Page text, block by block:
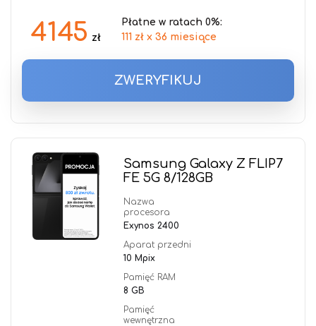
4145 zł
Płatne w ratach 0%:
111 zł x 36 miesiące
ZWERYFIKUJ
Samsung Galaxy Z FLIP7
FE 5G 8/128GB
Nazwa
procesora
Exynos 2400
Aparat przedni
10 Mpix
Pamięć RAM
8 GB
Pamięć
wewnętrzna